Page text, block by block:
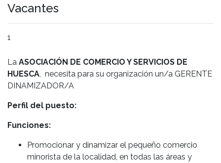
Vacantes
1
La ASOCIACIÓN DE COMERCIO Y SERVICIOS DE
HUESCA , necesita para su organización un/a GERENTE
DINAMIZADOR/A
Perfil del puesto:
Funciones:
Promocionar y dinamizar el pequeño comercio
minorista de la localidad, en todas las áreas y